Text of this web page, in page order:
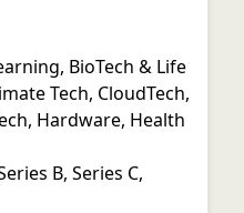
, BioTech & Life
Tech, CloudTech,
, Hardware, Health
B, Series C,